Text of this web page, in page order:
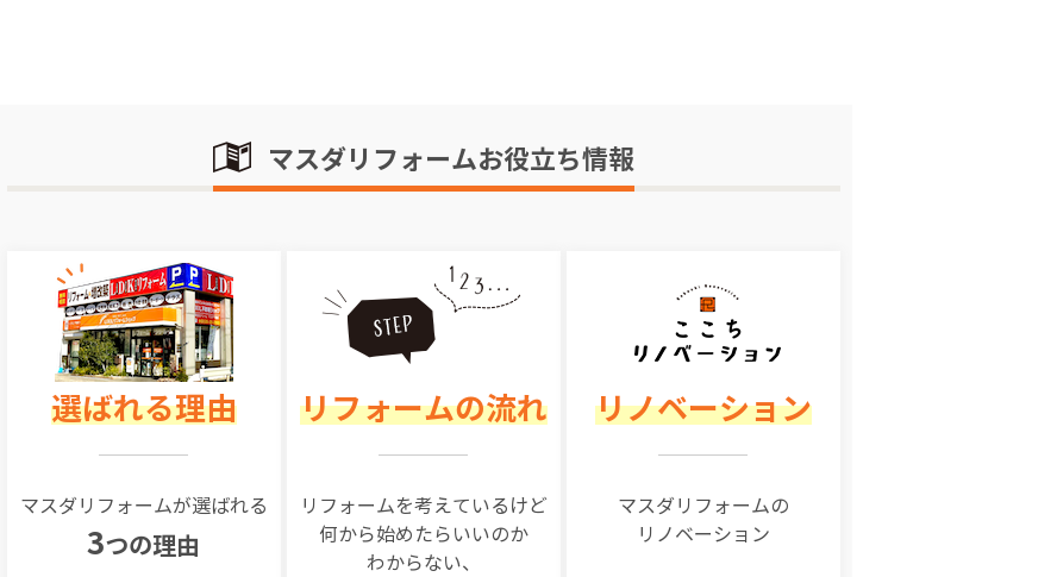
マスダリフォームお役立ち情報
選ばれる理由
マスダリフォームが選ばれる
3つの理由
リフォームの流れ
リフォームを考えているけど
何から始めたらいいのか
わからない、
リノベーション
マスダリフォームの
リノベーション